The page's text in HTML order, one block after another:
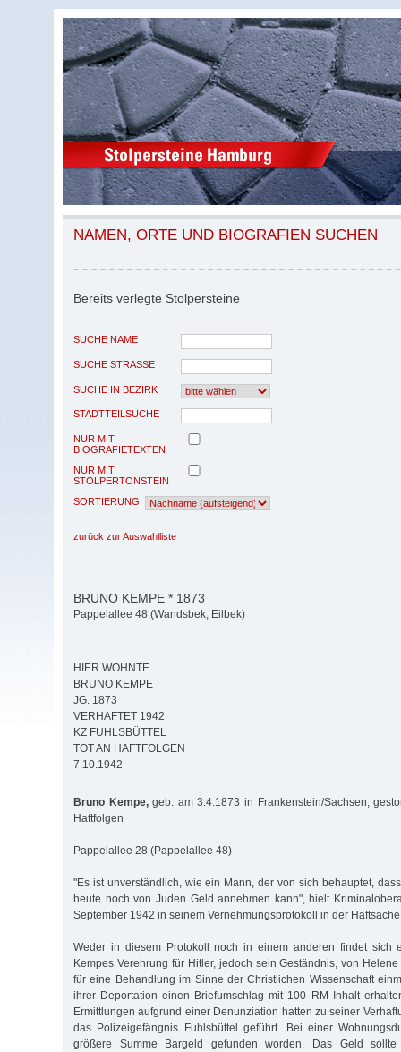
NAMEN, ORTE UND BIOGRAFIEN SUCHEN
Bereits verlegte Stolpersteine
SUCHE NAME
SUCHE STRASSE
SUCHE IN BEZIRK
STADTTEILSUCHE
NUR MIT
BIOGRAFIETEXTEN
NUR MIT
STOLPERTONSTEIN
SORTIERUNG
zurück zur Auswahlliste
BRUNO KEMPE * 1873
Pappelallee 48 (Wandsbek, Eilbek)
HIER WOHNTE
BRUNO KEMPE
JG. 1873
VERHAFTET 1942
KZ FUHLSBÜTTEL
TOT AN HAFTFOLGEN
7.10.1942
Bruno Kempe,geb. am 3.4.1873 in Frankenstein/Sachsen,
Haftfolgen
Pappelallee 28 (Pappelallee 48)
"Es ist unverständlich, wie ein Mann, der von sich behauptet,
heute noch von Juden Geld annehmen kann", hielt
September 1942 in seinem Vernehmungsprotokoll in der
Weder in diesem Protokoll noch in einem anderen findet sich
Kempes Verehrung für Hitler, jedoch sein Geständnis, von
für eine Behandlung im Sinne der Christlichen Wissenschaft
ihrer Deportation einen Briefumschlag mit 100 RM Inhalt
Ermittlungen aufgrund einer Denunziation hatten zu seiner
das Polizeigefängnis Fuhlsbüttel geführt. Bei einer
größere Summe Bargeld gefunden worden. Das Geld